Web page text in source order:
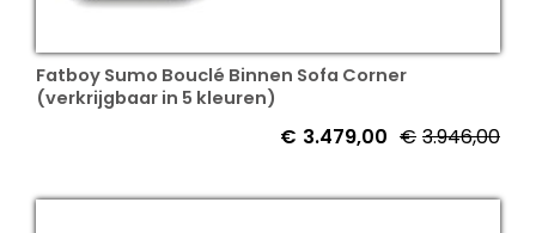
Fatboy Sumo Bouclé Binnen Sofa Corner
(verkrijgbaar in 5 kleuren)
€ 3.946,00
€ 3.479,00